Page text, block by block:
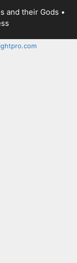
and their Gods •